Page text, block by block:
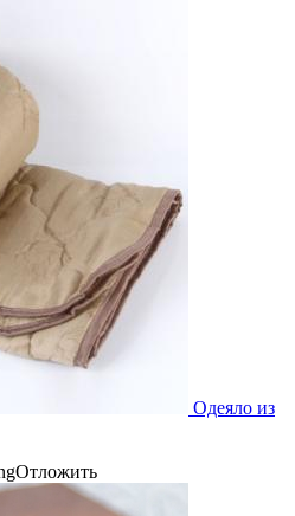
Одеяло из
Отложить